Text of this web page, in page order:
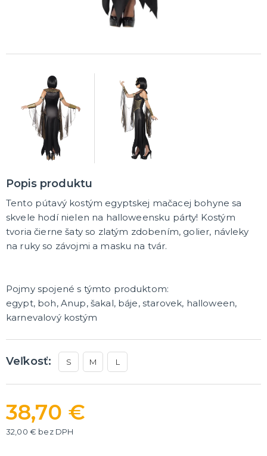
DARČEKY A ŽARTOVNÉ PREDMETY
MIKULÁŠ
Všetko pre Mikuláša
Všetko pre anjelov
Všetko pre čertov
VIANOCE
Všetko pre Santov
Všetko pre elfov
Vtipné vianočné kostýmy
Vianočné doplnky
Vianočné dekorácie
Balenie darčekov
ĎALŠIE KATEGÓRIE
SILVESTER
Kostýmy
HALLOWEEN
Halloweenske kostýmy
Doplnky na Halloween
Halloweenska výzdoba
ĎALŠIE KATEGÓRIE
Popis produktu
Tento pútavý kostým egyptskej mačacej bohyne sa
skvele hodí nielen na halloweensku párty! Kostým
tvoria čierne šaty so zlatým zdobením, golier, návleky
na ruky so závojmi a masku na tvár.
Pojmy spojené s týmto produktom:
egypt, boh, Anup, šakal, báje, starovek, halloween,
karnevalový kostým
Veľkosť: S M L
38,70 €
32,00 € bez DPH